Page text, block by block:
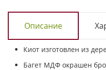
Описание
Киот изготовлен из
Багет МДФ окрашен